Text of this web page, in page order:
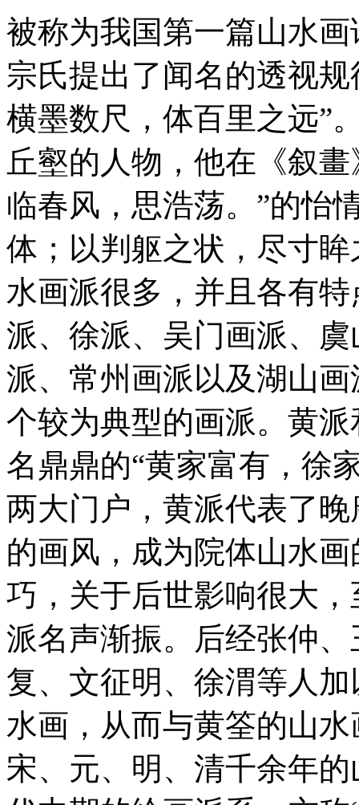
被称为我国第一篇山水
宗氏提出了闻名的透视
横墨数尺，体百里之远”
丘壑的人物，他在《叙
临春风，思浩荡。”的怡
体；以判躯之状，尽寸
水画派很多，并且各有
派、徐派、吴门画派、
派、常州画派以及湖山
个较为典型的画派。黄
名鼎鼎的“黄家富有，徐
两大门户，黄派代表了
的画风，成为院体山水
巧，关于后世影响很大
派名声渐振。后经张仲
复、文征明、徐渭等人
水画，从而与黄筌的山
宋、元、明、清千余年